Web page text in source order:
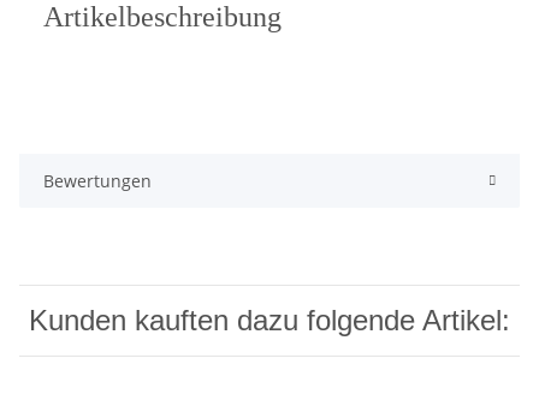
Artikelbeschreibung
Bewertungen
Kunden kauften dazu folgende Artikel: